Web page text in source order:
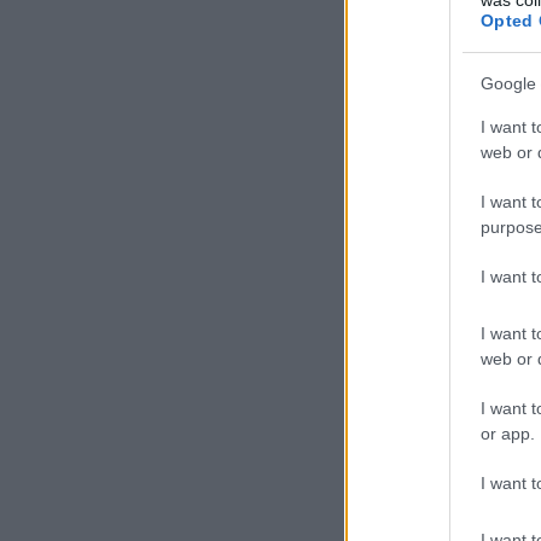
Opted
Google
I want
web or
I want
I want
I want
web or
I want
or app.
I want